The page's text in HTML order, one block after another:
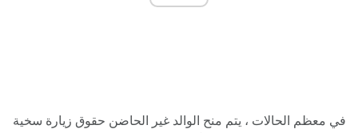
في معظم الحالات ، يتم منح الوالد غير الحاضن حقوق زيارة سخية